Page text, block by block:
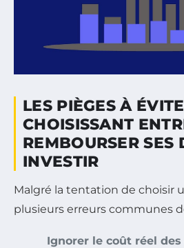
LES PIÈGES À
CHOISISSANT
REMBOURSER SES
INVESTIR
Malgré la tentation de choisir
plusieurs erreurs communes
Ignorer le coût réel